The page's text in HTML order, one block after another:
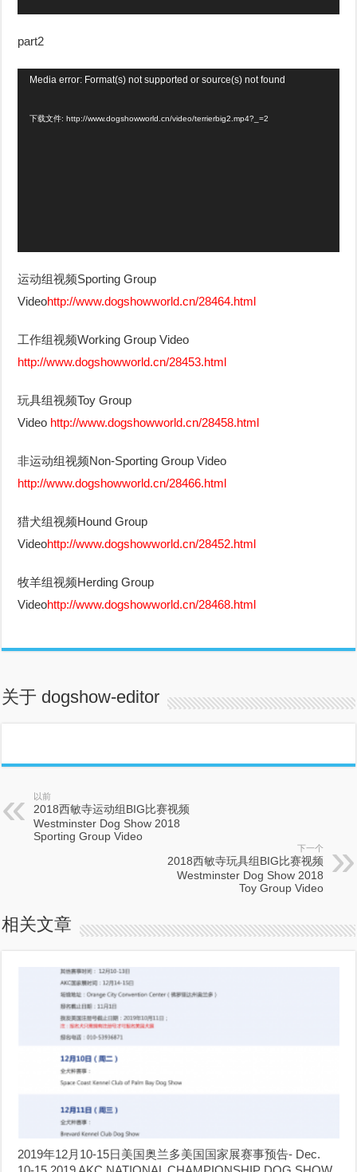
part2
Media error: Format(s) not supported or source(s) not found
下载文件: http://www.dogshowworld.cn/video/terrierbig2.mp4?_=2
运动组视频Sporting Group
Videohttp://www.dogshowworld.cn/28464.html
工作组视频Working Group Video
http://www.dogshowworld.cn/28453.html
玩具组视频Toy Group
Video http://www.dogshowworld.cn/28458.html
非运动组视频Non-Sporting Group Video
http://www.dogshowworld.cn/28466.html
猎犬组视频Hound Group
Videohttp://www.dogshowworld.cn/28452.html
牧羊组视频Herding Group
Videohttp://www.dogshowworld.cn/28468.html
关于 dogshow-editor
以前
2018西敏寺运动组BIG比赛视频
Westminster Dog Show 2018
Sporting Group Video
下一个
2018西敏寺玩具组BIG比赛视频
Westminster Dog Show 2018
Toy Group Video
相关文章
2019年12月10-15日美国奥兰多美国国家展赛事预告- Dec.